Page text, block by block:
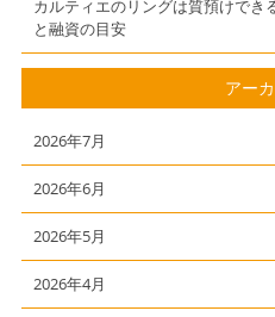
カルティエのリングは質預けで
と融資の目安
アー
2026年7月
2026年6月
2026年5月
2026年4月